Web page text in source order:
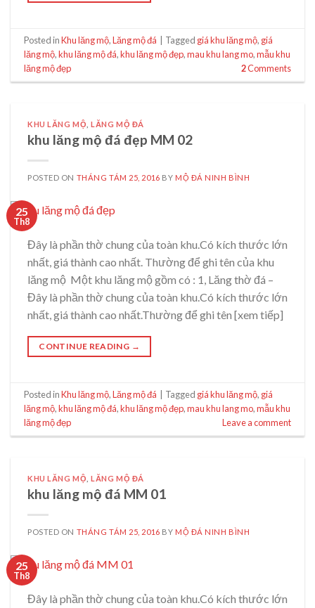
Posted inKhu lăng mộ,Lăng mộ đá Tagged giá khu lăng mộ, giá
lăng mộ,khu lăng mộ đá,khu lăng mộ đẹp,mau khu lang mo,mẫu khu
lăng mộ đẹp
2Comments
KHU LĂNG MỘ ,LĂNG MỘ ĐÁ
khu lăng mộ đá đẹp MM 02
POSTED ON THÁNG TÁM 25, 2016 BY MỘ ĐÁ NINH BÌNH
25
Th8
Đây là phần thờ chung của toàn khu.Có kích thước lớn
nhất, giá thành cao nhất. Thường để ghi tên của khu
lăng mộ Một khu lăng mộ gồm có : 1, Lăng thờ đá –
Đây là phần thờ chung của toàn khu.Có kích thước lớn
nhất, giá thành cao nhất.Thường để ghi tên [xem tiếp]
CONTINUE READING →
Posted inKhu lăng mộ,Lăng mộ đá Tagged giá khu lăng mộ, giá
lăng mộ,khu lăng mộ đá,khu lăng mộ đẹp,mau khu lang mo,mẫu khu
lăng mộ đẹp
Leave a comment
KHU LĂNG MỘ ,LĂNG MỘ ĐÁ
khu lăng mộ đá MM 01
POSTED ON THÁNG TÁM 25, 2016 BY MỘ ĐÁ NINH BÌNH
25
Th8
Đây là phần thờ chung của toàn khu.Có kích thước lớn